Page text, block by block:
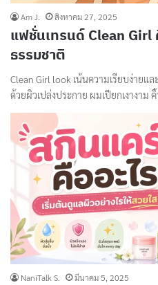
Am J. สิงหาคม 27, 2025
แฟชั่นเทรนด์ Clean Girl
ธรรมชาติ
Clean Girl look เน้นความเรียบง่ายแ
ด้วยผิวเปล่งประกาย ผมเปียกเงางาม คิ้
NaniTalk S. มีนาคม 5, 2025